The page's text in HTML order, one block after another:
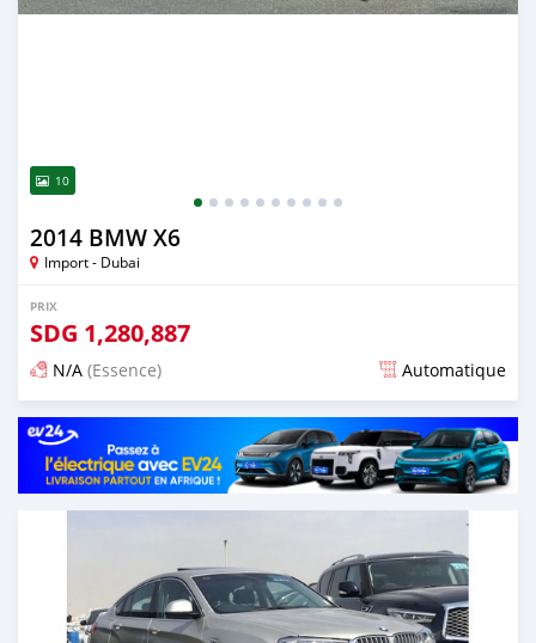
10
2014 BMW X6
Import - Dubai
PRIX
SDG 1,280,887
N/A (Essence) Automatique
Publié il y a presque 6 ans